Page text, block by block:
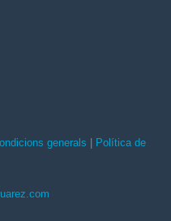
generals
Política de